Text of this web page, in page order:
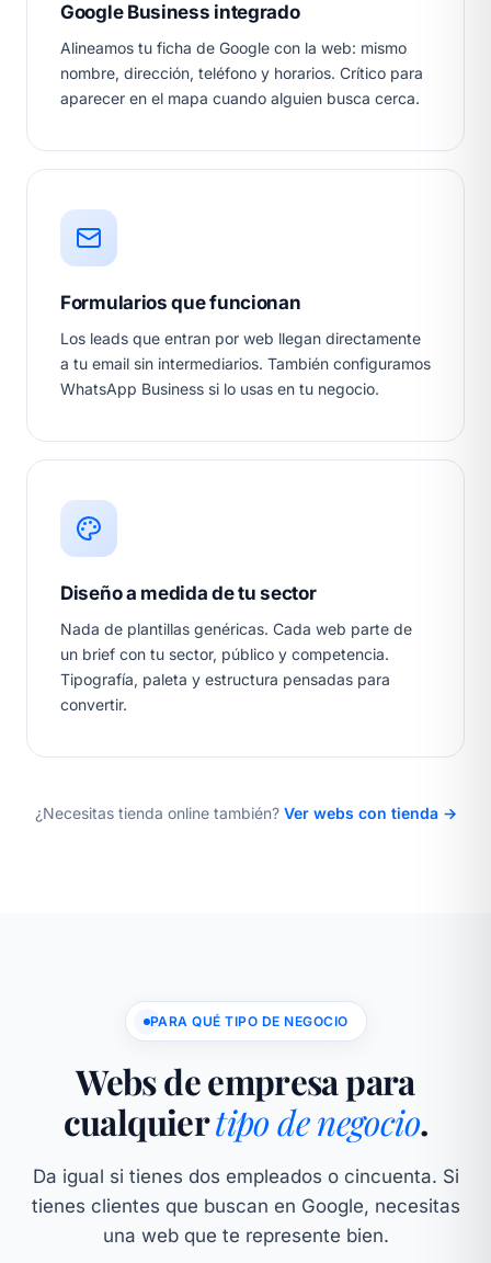
Google Business integrado
Alineamos tu ficha de Google con la web: mismo
nombre, dirección, teléfono y horarios. Crítico para
aparecer en el mapa cuando alguien busca cerca.
Formularios que funcionan
Los leads que entran por web llegan directamente
a tu email sin intermediarios. También configuramos
WhatsApp Business si lo usas en tu negocio.
Diseño a medida de tu sector
Nada de plantillas genéricas. Cada web parte de
un brief con tu sector, público y competencia.
Tipografía, paleta y estructura pensadas para
convertir.
¿Necesitas tienda online también? Ver webs con tienda →
PARA QUÉ TIPO DE NEGOCIO
Webs de empresa para
cualquiertipo de negocio.
Da igual si tienes dos empleados o cincuenta. Si
tienes clientes que buscan en Google, necesitas
una web que te represente bien.